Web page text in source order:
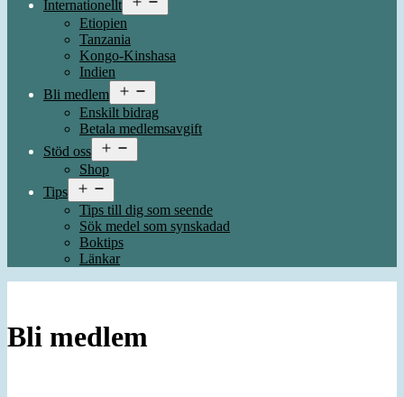
Internationellt
meny
Etiopien
Tanzania
Kongo-Kinshasa
Indien
Bli medlem
meny
Enskilt bidrag
Betala medlemsavgift
Stöd oss
meny
Shop
Tips
meny
Tips till dig som seende
Sök medel som synskadad
Boktips
Länkar
Bli medlem